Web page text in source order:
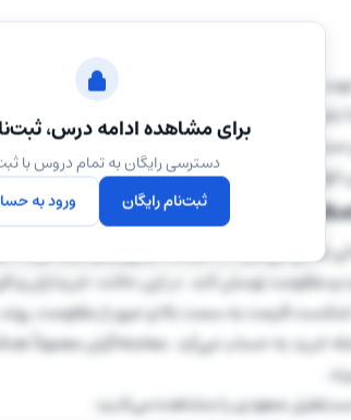
برای مشاهده ادامه درس،
دسترسی رایگان به تمام دروس با
ثبت‌نام رایگان
ورود به
شکست قیمت از محدوده نوسان، به دو نوع
دهند روند بعدی بازار صعودی خواهد بود
مستطیل صعودی شکل می‌گیرد و در صورتی که
انواع را مقایسه می‌کنیم.
شکل می‌گیرد که قیمت دارایی پس از یک روند
نوسان کند. در این حالت، خریداران و
قیمت به سمت بالا و عبور از مقاومت،
خرید به حساب می‌آید. معامله‌گران معمولاً هدف
مستطیل صعودی را مشاهده می‌کنید: